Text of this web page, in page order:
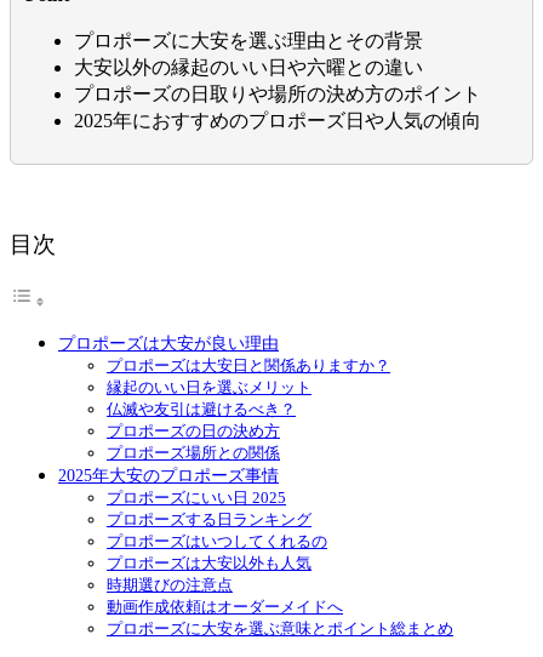
プロポーズに大安を選ぶ理由とその背景
大安以外の縁起のいい日や六曜との違い
プロポーズの日取りや場所の決め方のポイント
2025年におすすめのプロポーズ日や人気の傾向
目次
プロポーズは大安が良い理由
プロポーズは大安日と関係ありますか？
縁起のいい日を選ぶメリット
仏滅や友引は避けるべき？
プロポーズの日の決め方
プロポーズ場所との関係
2025年大安のプロポーズ事情
プロポーズにいい日 2025
プロポーズする日ランキング
プロポーズはいつしてくれるの
プロポーズは大安以外も人気
時期選びの注意点
動画作成依頼はオーダーメイドへ
プロポーズに大安を選ぶ意味とポイント総まとめ